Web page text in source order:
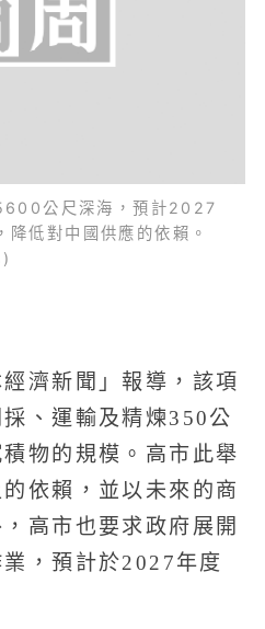
公尺深海，預計2027
降低對中國供應的依賴。
濟新聞」報導，該項
、運輸及精煉350公
物的規模。高市此舉
依賴，並以未來的商
高市也要求政府展開
，預計於2027年度